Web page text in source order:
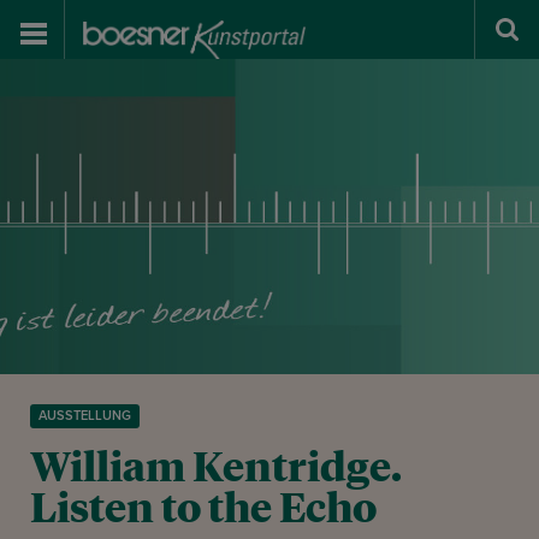
AUSSTELLUNG
William Kentridge.
Listen to the Echo